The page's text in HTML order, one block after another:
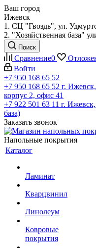
Ваш город
Ижевск
1. СЦ "Гвоздь", ул.
2. "Хозяйственная база"
Поиск
Сравнение0
Войти
+7 950 168 65 52
+7 950 168 65 52 г.
корпус 2, офис 41
+7 922 501 63 11 г.
база)
Заказать звонок
Напольные покрытия
Каталог
Ламинат
Кварцвинил
Линолеум
Ковровые
покрытия